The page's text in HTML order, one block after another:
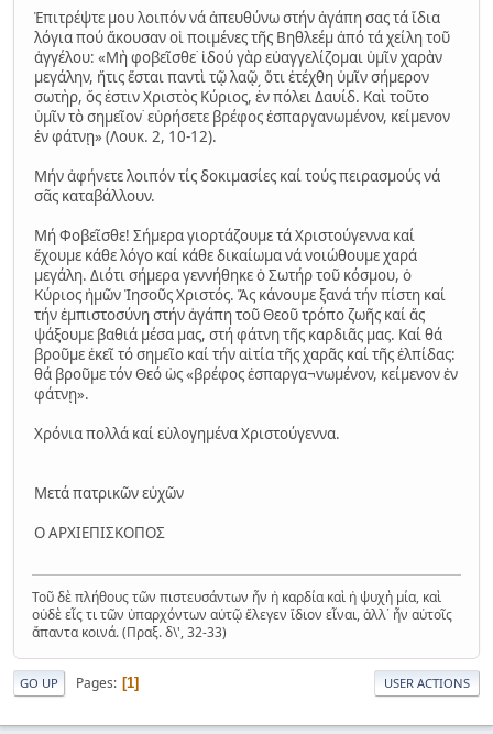
Ἐπιτρέψτε μου λοιπόν νά ἀπευθύνω στήν ἀγάπη σας τά ἴδια
λόγια πού ἄκουσαν οἱ ποιμένες τῆς Βηθλεέμ ἀπό τά χείλη τοῦ
ἀγγέλου: «Μὴ φοβεῖσθε˙ ἰδού γὰρ εὐαγγελίζομαι ὑμῖν χαρὰν
μεγάλην, ἥτις ἔσται παντὶ τῷ λαῷ͵ ὅτι ἐτέχθη ὑμῖν σήμερον
σωτὴρ, ὅς ἐστιν Χριστὸς Κύριος, ἐν πόλει Δαυίδ. Καὶ τοῦτο
ὑμῖν τὸ σημεῖον˙ εὑρήσετε βρέφος ἐσπαργανωμένον, κείμενον
ἐν φάτνῃ» (Λουκ. 2, 10-12).
Μήν ἀφήνετε λοιπόν τίς δοκιμασίες καί τούς πειρασμούς νά
σᾶς καταβάλλουν.
Μή Φοβεῖσθε! Σήμερα γιορτάζουμε τά Χριστούγεννα καί
ἔχουμε κάθε λόγο καί κάθε δικαίωμα νά νοιώθουμε χαρά
μεγάλη. Διότι σήμερα γεννήθηκε ὁ Σωτήρ τοῦ κόσμου, ὁ
Κύριος ἡμῶν Ἰησοῦς Χριστός. Ἄς κάνουμε ξανά τήν πίστη καί
τήν ἐμπιστοσύνη στήν ἀγάπη τοῦ Θεοῦ τρόπο ζωῆς καί ἄς
ψάξουμε βαθιά μέσα μας, στή φάτνη τῆς καρδιᾶς μας. Καί θά
βροῦμε ἐκεῖ τό σημεῖο καί τήν αἰτία τῆς χαρᾶς καί τῆς ἐλπίδας:
θά βροῦμε τόν Θεό ὡς «βρέφος ἐσπαργα¬νωμένον, κείμενον ἐν
φάτνῃ».
Χρόνια πολλά καί εὐλογημένα Χριστούγεννα.
Μετά πατρικῶν εὐχῶν
Ο ΑΡΧΙΕΠΙΣΚΟΠΟΣ
Τοῦ δὲ πλήθους τῶν πιστευσάντων ἦν ἡ καρδία καὶ ἡ ψυχὴ μία, καὶ
οὐδὲ εἷς τι τῶν ὑπαρχόντων αὐτῷ ἔλεγεν ἴδιον εἶναι, ἀλλ᾿ ἦν αὐτοῖς
ἅπαντα κοινά. (Πραξ. δ\', 32-33)
GO UP Pages 1 USER ACTIONS